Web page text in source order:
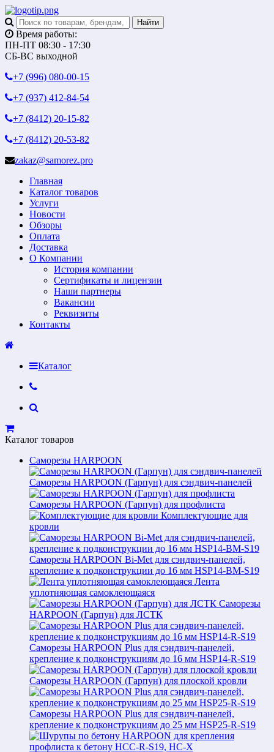
Время работы:
ПН-ПТ 08:30 - 17:30
СБ-ВС выходной
+7 (996) 080-00-15
+7 (937) 412-84-54
+7 (8412) 20-15-82
+7 (8412) 20-53-82
zakaz@samorez.pro
Главная
Каталог товаров
Услуги
Новости
Обзоры
Оплата
Доставка
О Компании
История компании
Сертификаты и лицензии
Наши партнеры
Вакансии
Реквизиты
Контакты
Каталог
Каталог товаров
Саморезы HARPOON
Саморезы HARPOON (Гарпун) для сэндвич-панелей
Саморезы HARPOON (Гарпун) для профлиста
Комплектующие для
кровли
Саморезы HARPOON Bi-Met для сэндвич-панелей,
крепление к подконструкции до 16 мм HSP14-BM-S19
Лента
уплотняющая самоклеющаяся
Саморезы
HARPOON (Гарпун) для ЛСТК
Саморезы HARPOON Plus для сэндвич-панелей,
крепление к подконструкциям до 16 мм HSP14-R-S19
Саморезы HARPOON (Гарпун) для плоской кровли
Саморезы HARPOON Plus для сэндвич-панелей,
крепление к подконструкциям до 25 мм HSP25-R-S19